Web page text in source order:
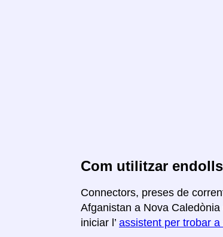
Com utilitzar
Connectors, preses de
Afganistan a Nova
iniciar l’ assistent per trobar